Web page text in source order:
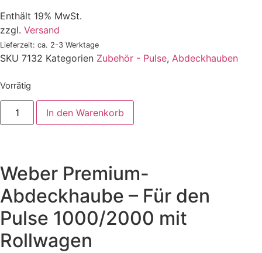
Enthält 19% MwSt.
zzgl. Versand
Lieferzeit: ca. 2-3 Werktage
SKU 7132 Kategorien Zubehör - Pulse, Abdeckhauben
Vorrätig
In den Warenkorb
Weber Premium-
Abdeckhaube – Für den
Pulse 1000/2000 mit
Rollwagen